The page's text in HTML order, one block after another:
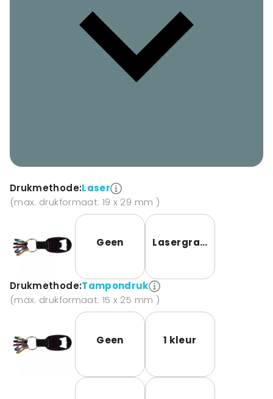
Drukmethode:Laser
(max. drukformaat: 19 x 29 mm )
Geen Lasergravure
Drukmethode:Tampondruk
(max. drukformaat: 15 x 25 mm )
Geen 1 kleur